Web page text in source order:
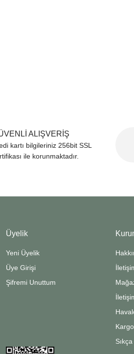
ALIŞVERİŞ
kartı bilgileriniz 256bit SSL
ile korunmaktadır.
Üyelik
Yeni Üyelik
Üye Girişi
Şifremi Unuttum